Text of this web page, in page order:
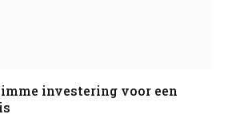
investering voor een